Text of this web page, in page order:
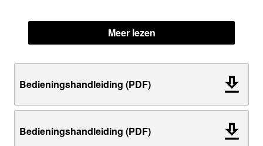
Meer lezen
Bedieningshandleiding (PDF)
Bedieningshandleiding (PDF)